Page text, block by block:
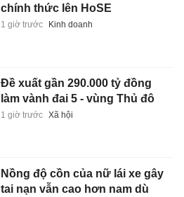
chính thức lên HoSE
1 giờ trước Kinh doanh
Đề xuất gần 290.000 tỷ đồng
làm vành đai 5 - vùng Thủ đô
1 giờ trước Xã hội
Nồng độ cồn của nữ lái xe gây
tai nạn vẫn cao hơn nam dù